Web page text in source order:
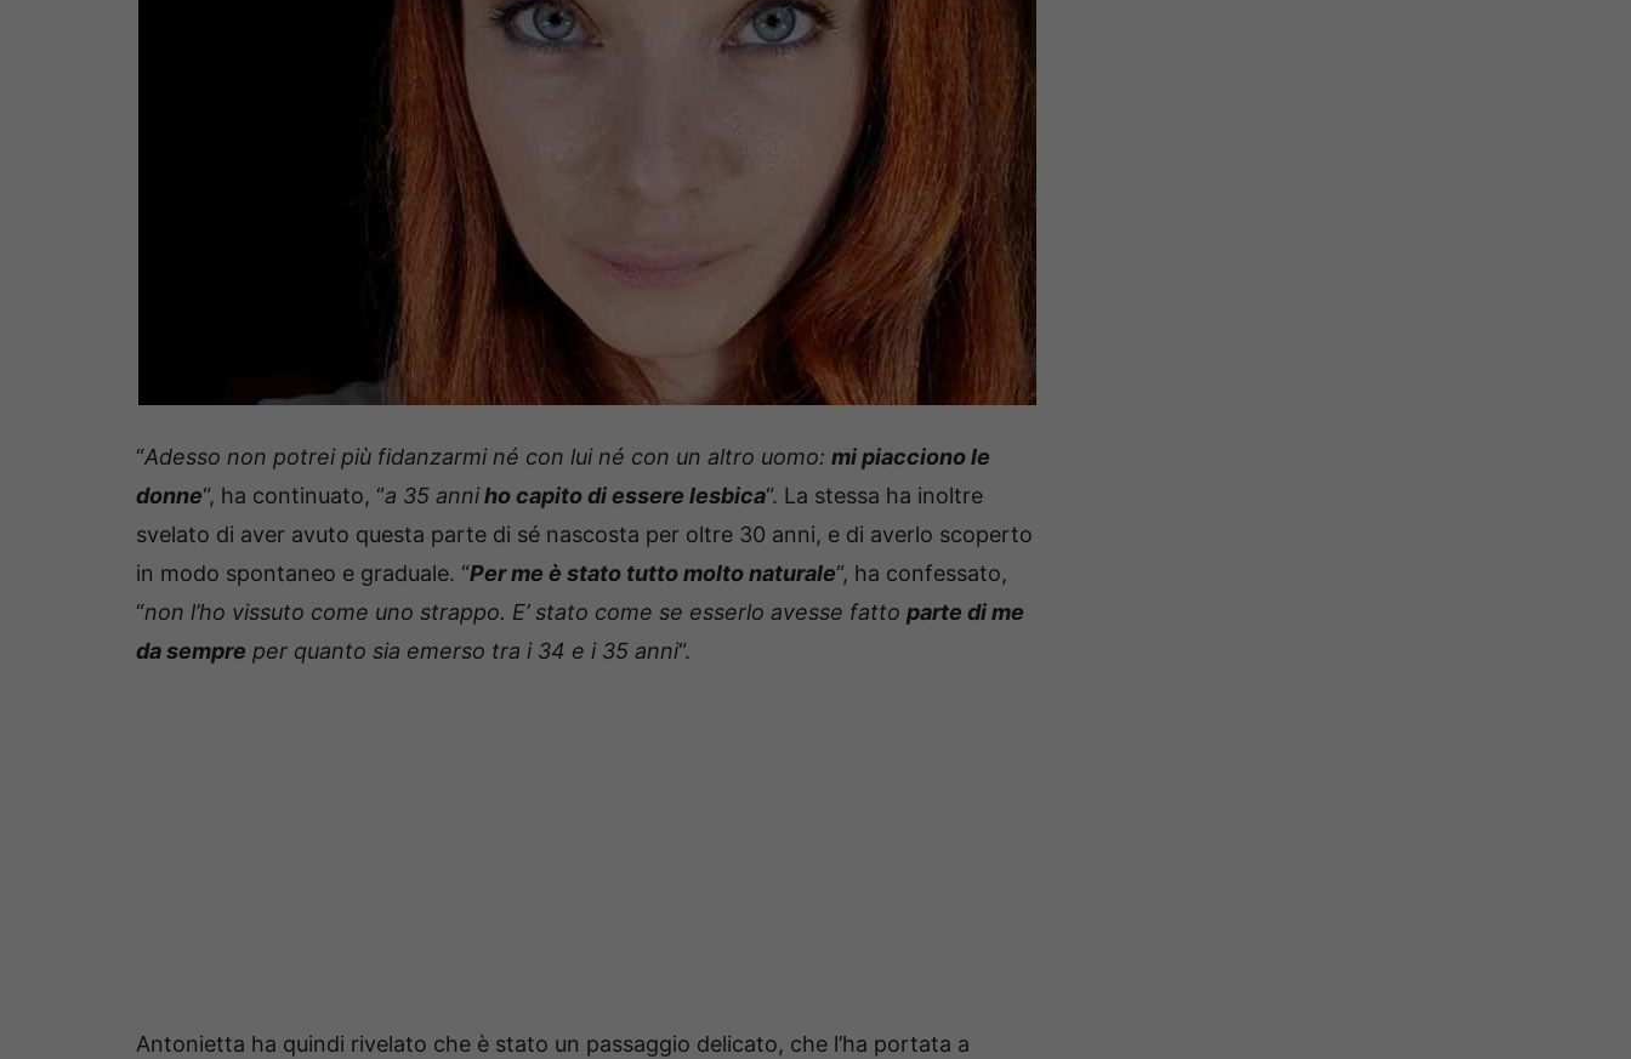
“Adesso non potrei più fidanzarmi né con lui né con un altro uomo: mi piacciono le
donne“, ha continuato, “a 35 anniho capito di essere lesbica“. La stessa ha inoltre
svelato di aver avuto questa parte di sé nascosta per oltre 30 anni, e di averlo scoperto
in modo spontaneo e graduale. “Per me è stato tutto molto naturale“, ha confessato,
“non l’ho vissuto come uno strappo. E’ stato come se esserlo avesse fatto parte di me
da sempre per quanto sia emerso tra i 34 e i 35 anni“.
Antonietta ha quindi rivelato che è stato un passaggio delicato, che l’ha portata a